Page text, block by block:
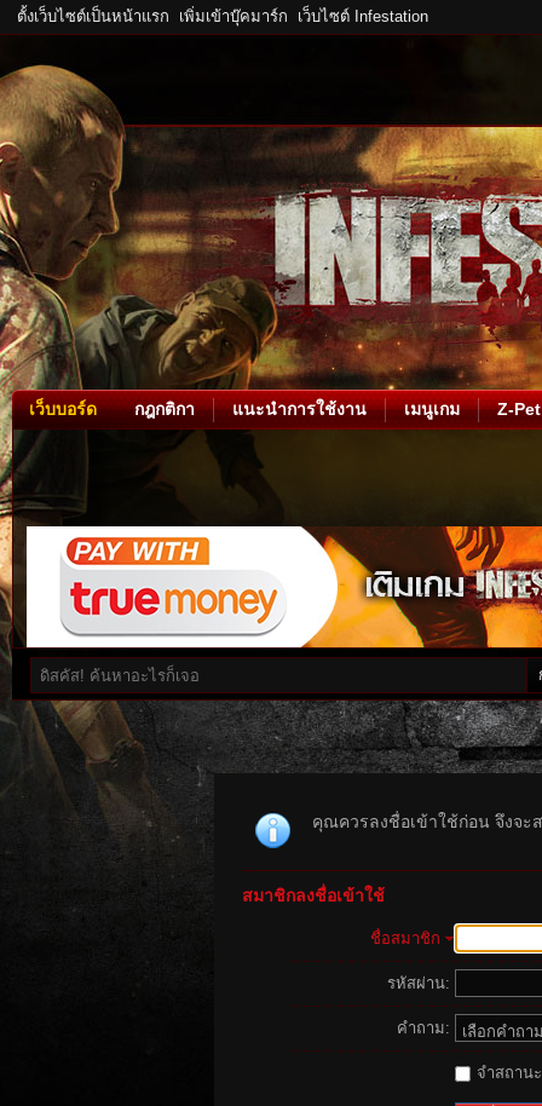
ตั้งเว็บไซต์เป็นหน้าแรก เพิ่มเข้าบุ๊คมาร์ก เว็บไซต์ Infestation
เว็บบอร์ด กฎกติกา แนะนำการใช้งาน เมนูเกม Z-Pet
คุณควรลงชื่อเข้าใช้ก่อน จึงจะ
สมาชิกลงชื่อเข้าใช้
ชื่อสมาชิก
รหัสผ่าน:
คำถาม:
จำสถาน